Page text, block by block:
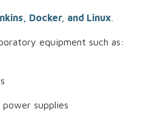
Docker, and Linux
equipment such as:
power supplies